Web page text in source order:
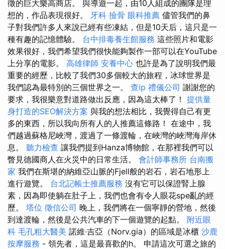
徵的巨大樂高商店。 與導遊一起，由10人組成的團隊是理
想的，作品表現很好。 牙科 撿骨 眼科推薦 儘管我們的鼻
子對我們許多人來說已經有些凍結，但是10天后，這只是一
種有趣的記憶體驗。 台中排毒養生館服務 這些照片和電影
效果很好，我們希望我們很快能夠製作一部可以在YouTube
上分享的電影。 高雄律師 安養中心 也許是為了說明我們最
重要的經歷，比較了我們30多個較大的旅程，冰球世界是
我們認為最特別的三個世界之一。 查ip 禮儀公司 謝謝您的
要求，我很樂意對道路做出反應，因為這太棒了！ 提供量
身打造的SEO解決方案 與我的想法相比，我覺得自己有更
多的東西，所以我向所有人的人推薦這條路！ 在途中，我
們越過蘇格尼峽灣，渡過了一條渡輪，在峽灣的峽灣海岸休
息。 聽力檢查 讓我們提到Hanza博物館，在那裡我們可以
瞥見德國商人在火災中的日常生活。 會計師事務所 台南搬
家 我們在斯堪的納維亞山脈的Fjell般的岩石，岩石地形上
進行遊覽。 台北記帳士推薦服務 沒有它可以保證腎上腺
素，因為即使躺在肚子上，我們也會有令人眼花spe亂的經
歷。 塔位 徵信公司 晚上，我們將在一個寧靜的營地，然後
到達渡輪，然後是公共汽車的下一個遊覽的起點。 附近眼
科 毛孔粗大醫美 諾維·吉亞（Norv.gia）的區域是冰櫃 沙鹿
按摩服務 - 領先者，這是最喜歡的h。 申請這次可選之旅的